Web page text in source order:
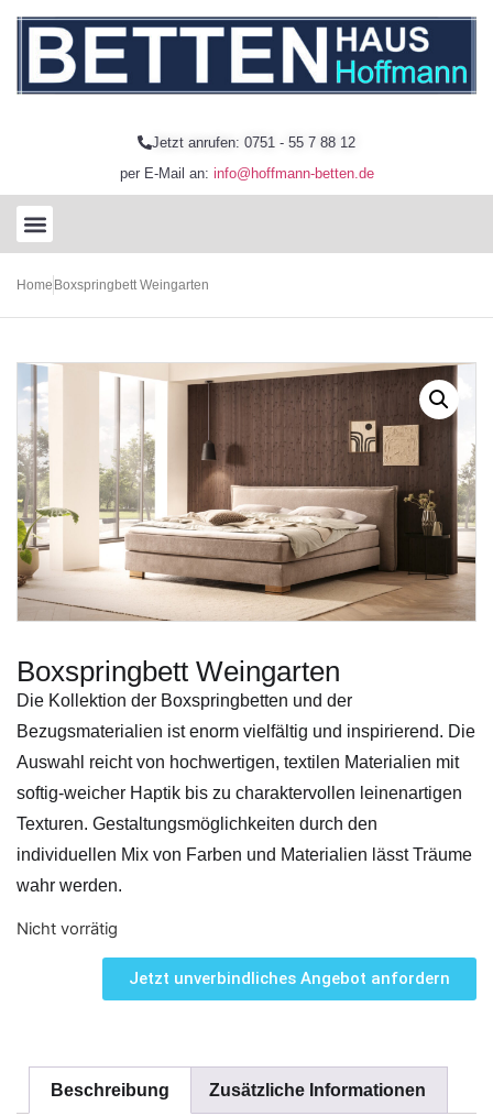
Jetzt anrufen: 0751 - 55 7 88 12
per E-Mail an: info@hoffmann-betten.de
Home Boxspringbett Weingarten
Boxspringbett Weingarten
Die Kollektion der Boxspringbetten und der
Bezugsmaterialien ist enorm vielfältig und inspirierend. Die
Auswahl reicht von hochwertigen, textilen Materialien mit
softig-weicher Haptik bis zu charaktervollen leinenartigen
Texturen. Gestaltungsmöglichkeiten durch den
individuellen Mix von Farben und Materialien lässt Träume
wahr werden.
Nicht vorrätig
Jetzt unverbindliches Angebot anfordern
Beschreibung Zusätzliche Informationen